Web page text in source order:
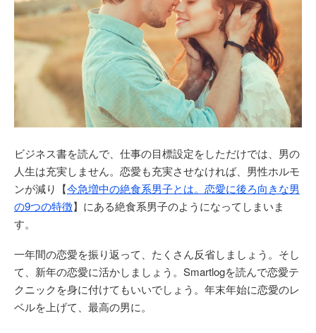
ビジネス書を読んで、仕事の目標設定をしただけでは、男の
人生は充実しません。恋愛も充実させなければ、男性ホルモ
ンが減り【今急増中の絶食系男子とは。恋愛に後ろ向きな男
の9つの特徴】にある絶食系男子のようになってしまいま
す。
一年間の恋愛を振り返って、たくさん反省しましょう。そし
て、新年の恋愛に活かしましょう。Smartlogを読んで恋愛テ
クニックを身に付けてもいいでしょう。年末年始に恋愛のレ
ベルを上げて、最高の男に。